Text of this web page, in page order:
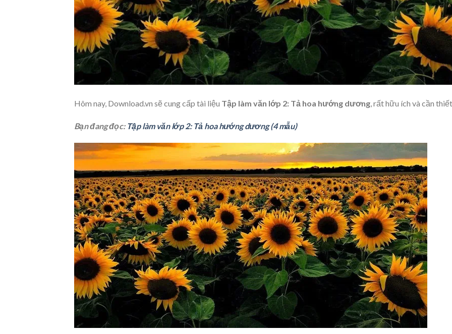
Hôm nay, Download.vn sẽ cung cấp tài liệu Tập làm văn lớp 2: Tả hoa hướng dương , rất hữu ích và cần
Bạn đang đọc: Tập làm văn lớp 2: Tả hoa hướng dương (4 mẫu)